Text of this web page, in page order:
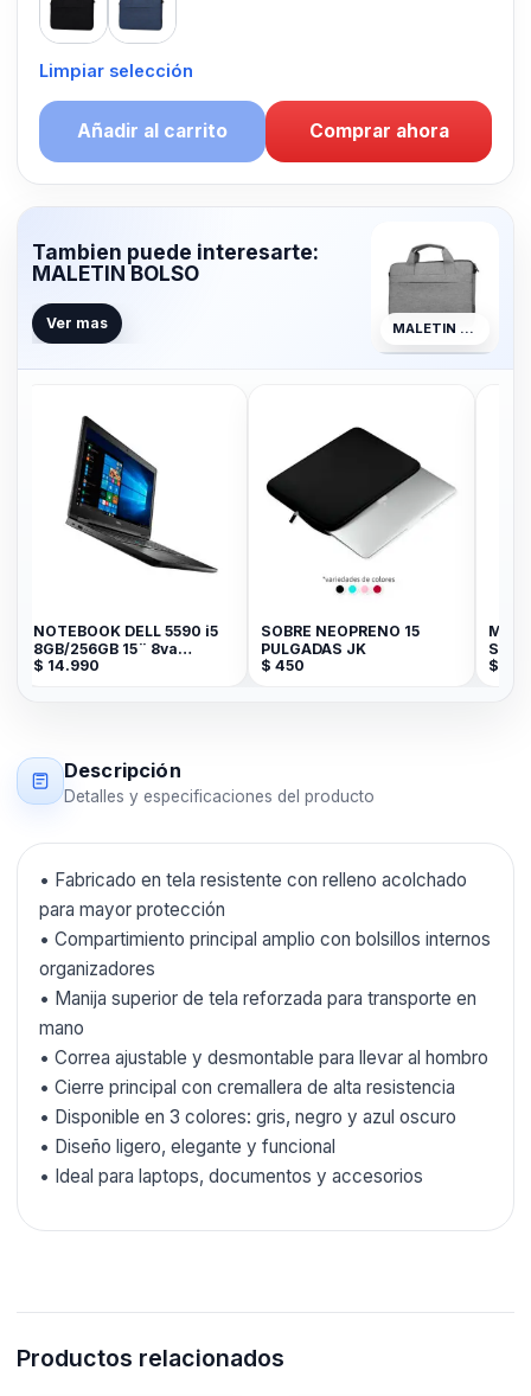
Black Blue
Limpiar selección
Añadir al carrito Comprar ahora
Tambien puede interesarte:
MALETIN BOLSO
Ver mas MALETIN BOLSO
NOTEBOOK DELL 5590 i5
8GB/256GB 15¨ 8va
GENERACION
14.990
SOBRE NEOPRENO 15
PULGADAS JK
450
MANOS
S6 JK
WHITE
490
Descripción
Detalles y especificaciones del producto
• Fabricado en tela resistente con relleno acolchado
para mayor protección
• Compartimiento principal amplio con bolsillos internos
organizadores
• Manija superior de tela reforzada para transporte en
mano
• Correa ajustable y desmontable para llevar al hombro
• Cierre principal con cremallera de alta resistencia
• Disponible en 3 colores: gris, negro y azul oscuro
• Diseño ligero, elegante y funcional
• Ideal para laptops, documentos y accesorios
Productos relacionados